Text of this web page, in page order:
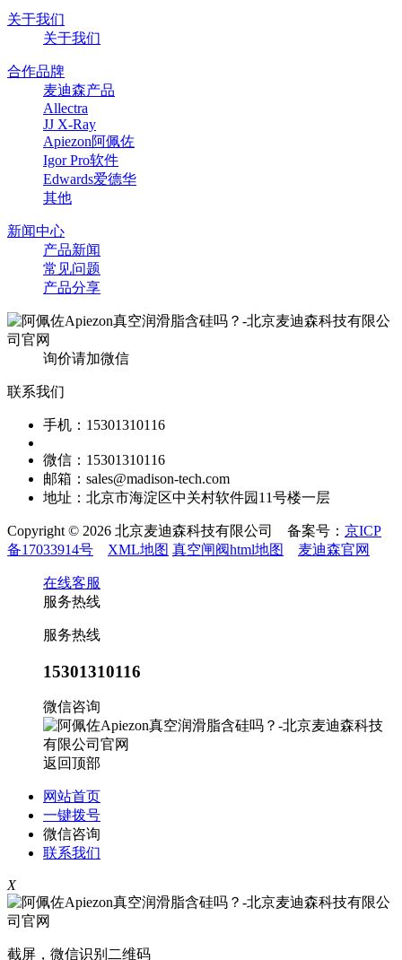
关于我们
关于我们
合作品牌
麦迪森产品
Allectra
JJ X-Ray
Apiezon阿佩佐
Igor Pro软件
Edwards爱德华
其他
新闻中心
产品新闻
常见问题
产品分享
询价请加微信
联系我们
手机：15301310116
微信：15301310116
邮箱：sales@madison-tech.com
地址：北京市海淀区中关村软件园11号楼一层
Copyright © 2026 北京麦迪森科技有限公司 备案号： 京ICP
备17033914号
XML地图 真空闸阀html地图 麦迪森官网
在线客服
服务热线
服务热线
15301310116
微信咨询
返回顶部
网站首页
一键拨号
微信咨询
联系我们
X
截屏，微信识别二维码